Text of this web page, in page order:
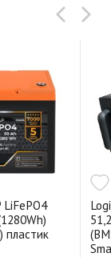
акумуляторів.
LiFePO4
пластик